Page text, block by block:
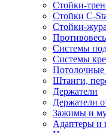
Стойки-
Стойки C-
Стойки-
Системы
Системы
Потолочные
Штанги,
Держатели
Держатели
Зажимы и
Адаптеры и